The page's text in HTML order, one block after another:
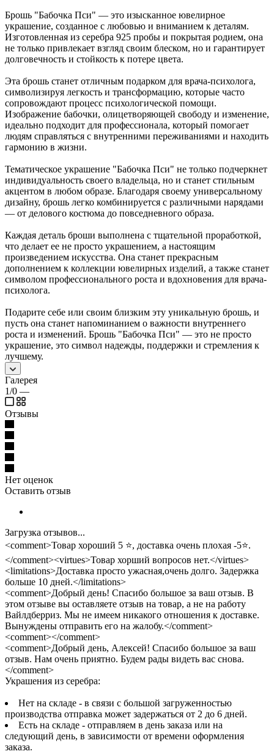
Брошь "Бабочка Пси" — это изысканное ювелирное
украшение, созданное с любовью и вниманием к деталям.
Изготовленная из серебра 925 пробы и покрытая родием, она
не только привлекает взгляд своим блеском, но и гарантирует
долговечность и стойкость к потере цвета.
Эта брошь станет отличным подарком для врача-психолога,
символизируя легкость и трансформацию, которые часто
сопровождают процесс психологической помощи.
Изображение бабочки, олицетворяющей свободу и изменение,
идеально подходит для профессионала, который помогает
людям справляться с внутренними переживаниями и находить
гармонию в жизни.
Тематическое украшение "Бабочка Пси" не только подчеркнет
индивидуальность своего владельца, но и станет стильным
акцентом в любом образе. Благодаря своему универсальному
дизайну, брошь легко комбинируется с различными нарядами
— от делового костюма до повседневного образа.
Каждая деталь броши выполнена с тщательной проработкой,
что делает ее не просто украшением, а настоящим
произведением искусства. Она станет прекрасным
дополнением к коллекции ювелирных изделий, а также станет
символом профессионального роста и вдохновения для врача-
психолога.
Подарите себе или своим близким эту уникальную брошь, и
пусть она станет напоминанием о важности внутреннего
роста и изменений. Брошь "Бабочка Пси" — это не просто
украшение, это символ надежды, поддержки и стремления к
лучшему.
Галерея
1/0 —
Отзывы
Нет оценок
Оставить отзыв
Загрузка отзывов...
<comment>Товар хороший 5 ⭐, доставка очень плохая -5⭐.
</comment><virtues>Товар хорший вопросов нет.</virtues>
<limitations>Доставка просто ужасная,очень долго. Задержка
больше 10 дней.</limitations>
<comment>Добрый день! Спасибо большое за ваш отзыв. В
этом отзыве вы оставляете отзыв на товар, а не на работу
Вайлдберриз. Мы не имеем никакого отношения к доставке.
Вынуждены отправить его на жалобу.</comment>
<comment></comment>
<comment>Добрый день, Алексей! Спасибо большое за ваш
отзыв. Нам очень приятно. Будем рады видеть вас снова.
</comment>
Украшения из серебра:
Нет на складе - в связи с большой загруженностью
производства отправка может задержаться от 2 до 6 дней.
Есть на складе - отправляем в день заказа или на
следующий день, в зависимости от времени оформления
заказа.